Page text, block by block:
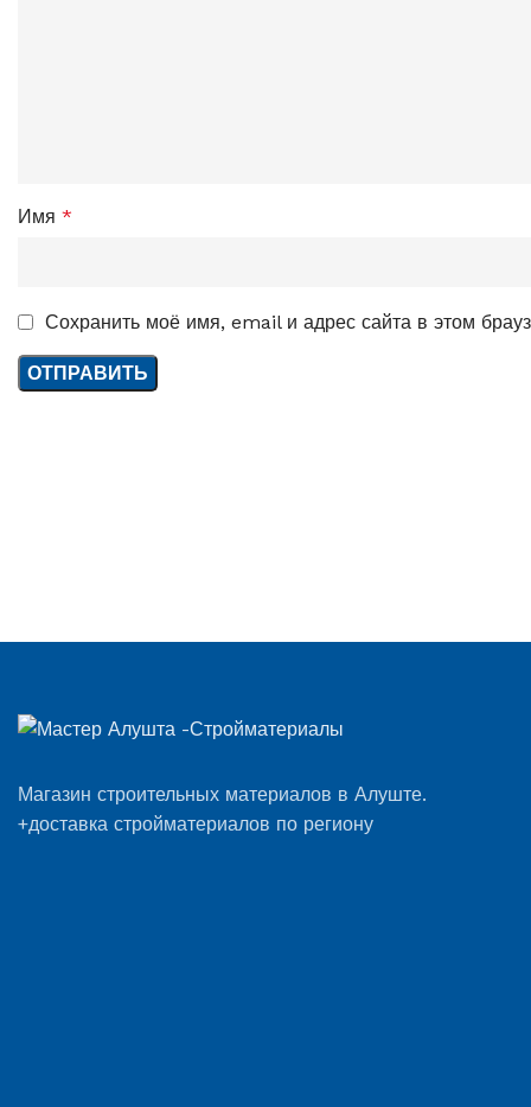
Имя *
Сохранить моё имя, email и адрес сайта в этом
Магазин строительных материалов в Алуште.
+доставка стройматериалов по региону